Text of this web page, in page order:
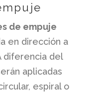
de empuje
en dirección a
diferencia del
aplicadas
espiral o